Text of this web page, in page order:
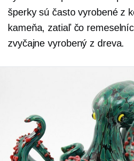
šperky sú často vyrobené z
kameňa, zatiaľ čo
zvyčajne vyrobený z dreva.